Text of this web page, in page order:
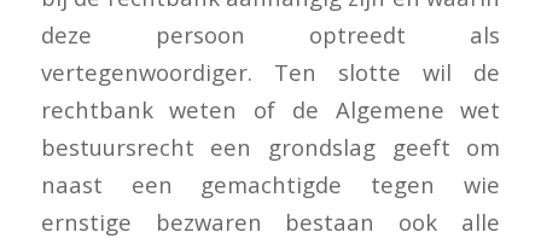
deze persoon optreedt als
vertegenwoordiger. Ten slotte wil de
rechtbank weten of de Algemene wet
bestuursrecht een grondslag geeft om
naast een gemachtigde tegen wie
ernstige bezwaren bestaan ook alle